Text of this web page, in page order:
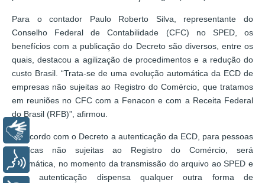
Para o contador Paulo Roberto Silva, representante do
Conselho Federal de Contabilidade (CFC) no SPED, os
benefícios com a publicação do Decreto são diversos, entre os
quais, destacou a agilização de procedimentos e a redução do
custo Brasil. “Trata-se de uma evolução automática da ECD de
empresas não sujeitas ao Registro do Comércio, que tratamos
em reuniões no CFC com a Fenacon e com a Receita Federal
do Brasil (RFB)”, afirmou.
De acordo com o Decreto a autenticação da ECD, para pessoas
jurídicas não sujeitas ao Registro do Comércio, será
automática, no momento da transmissão do arquivo ao SPED e
essa autenticação dispensa qualquer outra forma de
Voz